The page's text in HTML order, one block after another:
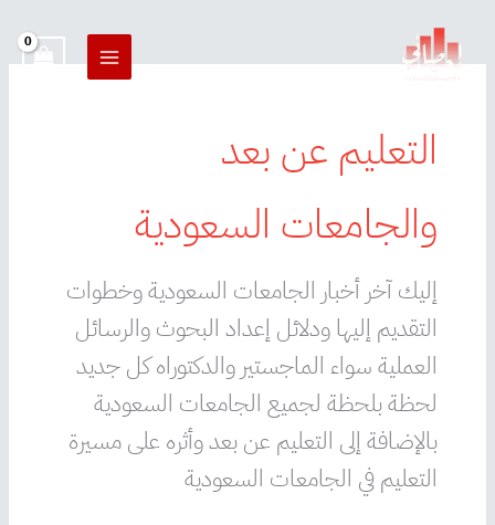
المحتوى
التعليم عن بعد
والجامعات السعودية
إليك آخر أخبار الجامعات السعودية وخطوات
التقديم إليها ودلائل إعداد البحوث والرسائل
العملية سواء الماجستير والدكتوراه كل جديد
لحظة بلحظة لجميع الجامعات السعودية
بالإضافة إلى التعليم عن بعد وأثره على مسيرة
التعليم في الجامعات السعودية